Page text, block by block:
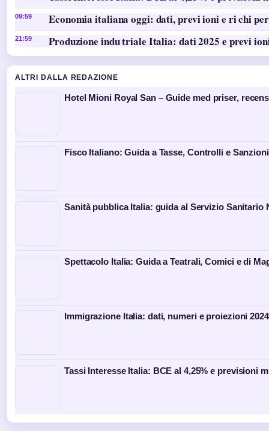
09:59 Economia italiana oggi: dati, previ ioni e ri chi
21:59 Produzione indu triale Italia: dati 2025 e previ
ALTRI DALLA REDAZIONE
Hotel Mioni Royal San – Guide med priser,
Fisco Italiano: Guida a Tasse, Controlli e Sanzioni
Sanità pubblica Italia: guida al Servizio Sanitario
Spettacolo Italia: Guida a Teatrali, Comici e di
Immigrazione Italia: dati, numeri e proiezioni
Tassi Interesse Italia: BCE al 4,25% e previsioni